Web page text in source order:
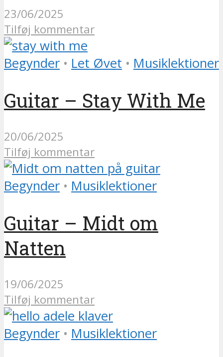
23/06/2025
Tilføj kommentar
Begynder • Let Øvet • Musiklektioner
Guitar – Stay With Me
20/06/2025
Tilføj kommentar
Begynder • Musiklektioner
Guitar – Midt om
Natten
19/06/2025
Tilføj kommentar
Begynder • Musiklektioner